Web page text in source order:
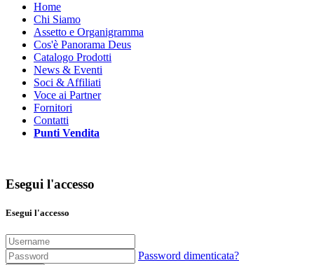
Home
Chi Siamo
Assetto e Organigramma
Cos'è Panorama Deus
Catalogo Prodotti
News & Eventi
Soci & Affiliati
Voce ai Partner
Fornitori
Contatti
Punti Vendita
Esegui l'accesso
Esegui l'accesso
Password dimenticata?